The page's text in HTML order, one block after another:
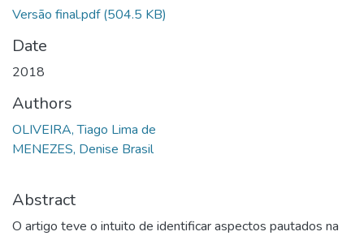
Versão final.pdf(504.5 KB)
Date
2018
Authors
OLIVEIRA, Tiago Lima de
MENEZES, Denise Brasil
Abstract
O artigo teve o intuito de identificar aspectos pautados na